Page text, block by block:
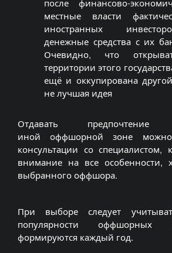
после финансово-
местные власти
иностранных
денежные средства с их
Очевидно, что
территории этого
ещё и оккупирована
не лучшая идея
Отдавать
иной оффшорной зоне
консультации со специалистом,
внимание на все особенности,
выбранного оффшора.
При выборе следует
популярности оффшорных
формируются каждый год.